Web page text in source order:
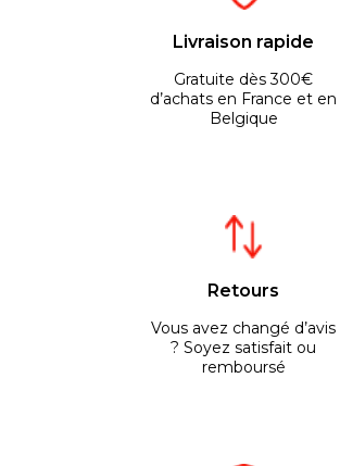
Livraison rapide
Gratuite dès 300€
d’achats en France et en
Belgique
Retours
Vous avez changé d’avis
? Soyez satisfait ou
remboursé